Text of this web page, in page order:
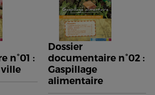
n°01 :
ville
Dossier
documentaire n°02 :
Gaspillage
alimentaire